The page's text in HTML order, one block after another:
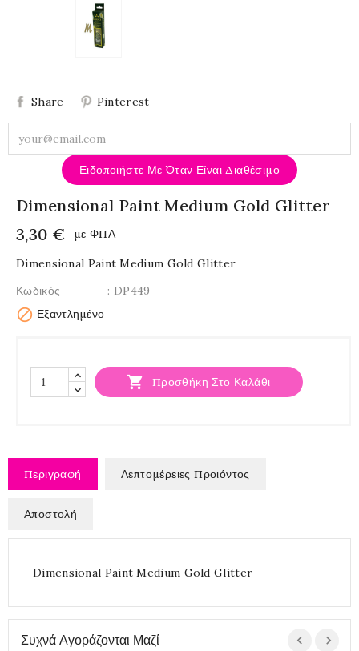
Share Pinterest
Ειδοποιήστε Με Όταν Είναι Διαθέσιμο
Dimensional Paint Medium Gold Glitter
3,30 €
με ΦΠΑ
Dimensional Paint Medium Gold Glitter
Κωδικός
: DP449
 Εξαντλημένο
 Προσθήκη Στο Καλάθι
Περιγραφή Λεπτομέρειες Προιόντος
Αποστολή
Dimensional Paint Medium Gold Glitter
Συχνά Αγοράζονται Μαζί